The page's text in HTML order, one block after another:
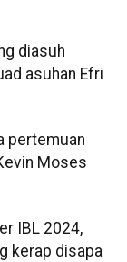
diasuh
asuhan Efri
pertemuan
Moses
IBL 2024,
kerap disapa